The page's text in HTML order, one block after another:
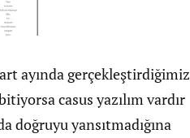
ayında gerçekleştirdiğimiz
casus yazılım vardır
doğruyu yansıtmadığına